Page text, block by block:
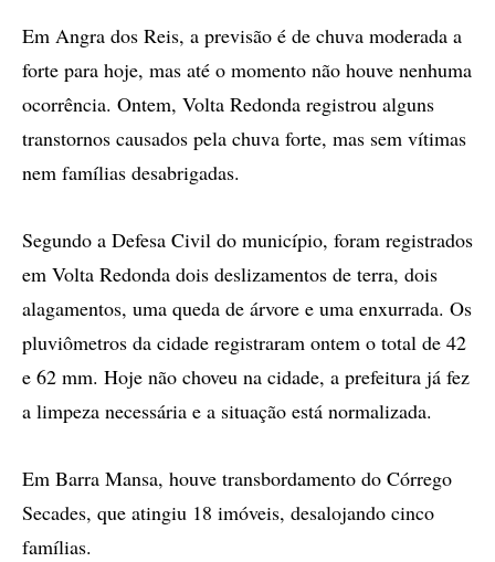
Em Angra dos Reis, a previsão é de chuva moderada a
forte para hoje, mas até o momento não houve nenhuma
ocorrência. Ontem, Volta Redonda registrou alguns
transtornos causados pela chuva forte, mas sem vítimas
nem famílias desabrigadas.
Segundo a Defesa Civil do município, foram registrados
em Volta Redonda dois deslizamentos de terra, dois
alagamentos, uma queda de árvore e uma enxurrada. Os
pluviômetros da cidade registraram ontem o total de 42
e 62 mm. Hoje não choveu na cidade, a prefeitura já fez
a limpeza necessária e a situação está normalizada.
Em Barra Mansa, houve transbordamento do Córrego
Secades, que atingiu 18 imóveis, desalojando cinco
famílias.